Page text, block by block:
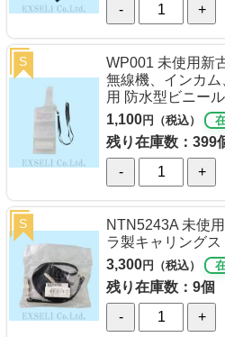
- +
WP001 未使用新
無線機、インカ
用 防水型ビニー
1,100円（税込）
残り在庫数：399
-
+
S
NTN5243A 未使
ラ製キャリング
3,300円（税込）
残り在庫数：9個
-
+
S